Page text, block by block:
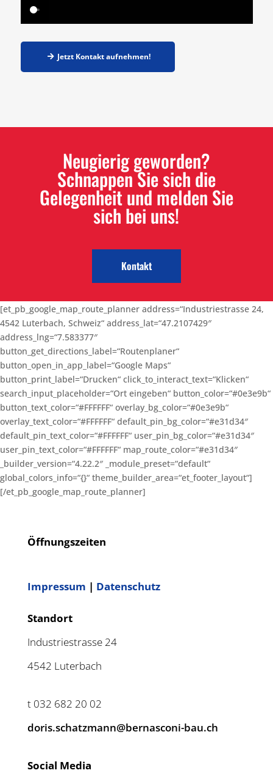
Jetzt Kontakt aufnehmen!
Neugierig geworden?
Schnappen Sie sich die
Gelegenheit und melden Sie
sich bei uns!
Kontakt
[et_pb_google_map_route_planner address=“Industriestrasse 24,
4542 Luterbach, Schweiz“ address_lat=“47.2107429″
address_lng=“7.583377″
button_get_directions_label=“Routenplaner“
button_open_in_app_label=“Google Maps“
button_print_label=“Drucken“ click_to_interact_text=“Klicken“
search_input_placeholder=“Ort eingeben“ button_color=“#0e3e9b“
button_text_color=“#FFFFFF“ overlay_bg_color=“#0e3e9b“
overlay_text_color=“#FFFFFF“ default_pin_bg_color=“#e31d34″
default_pin_text_color=“#FFFFFF“ user_pin_bg_color=“#e31d34″
user_pin_text_color=“#FFFFFF“ map_route_color=“#e31d34″
_builder_version=“4.22.2″ _module_preset=“default“
global_colors_info=“{}“ theme_builder_area=“et_footer_layout“]
[/et_pb_google_map_route_planner]
Öffnungszeiten
Impressum | Datenschutz
Standort
Industriestrasse 24
4542 Luterbach
t 032 682 20 02
doris.schatzmann@bernasconi-bau.ch
Social Media